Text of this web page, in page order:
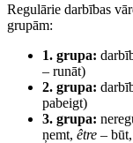
Regulārie darbības
grupām:
1. grupa:
– runāt)
2. grupa:
pabeigt)
3. grupa:
ņemt, être – būt,